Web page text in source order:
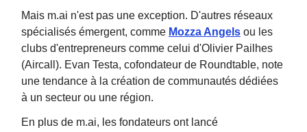
Mais m.ai n'est pas une exception. D'autres réseaux
spécialisés émergent, comme Mozza Angels ou les
clubs d'entrepreneurs comme celui d'Olivier Pailhes
(Aircall). Evan Testa, cofondateur de Roundtable, note
une tendance à la création de communautés dédiées
à un secteur ou une région.
En plus de m.ai, les fondateurs ont lancé